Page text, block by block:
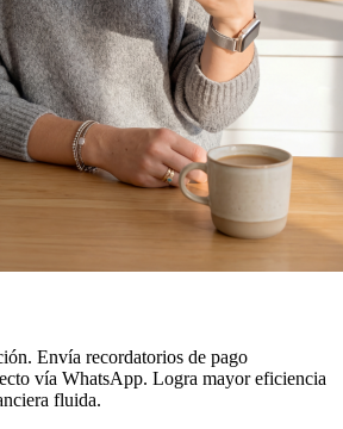
Envía recordatorios de pago
vía WhatsApp. Logra mayor eficiencia
fluida.